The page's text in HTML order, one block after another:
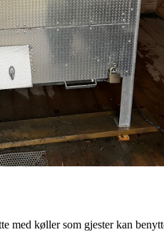
med køller som gjester kan